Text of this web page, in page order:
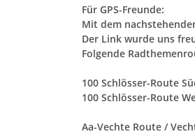
Für GPS-Freunde:
Mit dem
Der Link wurde uns
Folgende
100 Schlösser-Route
100 Schlösser-Route
Aa-Vechte Route /